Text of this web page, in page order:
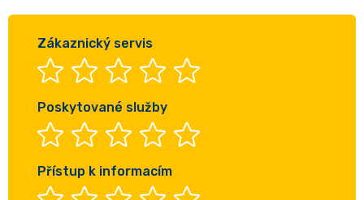
Zákaznický servis
Poskytované služby
Přístup k informacím